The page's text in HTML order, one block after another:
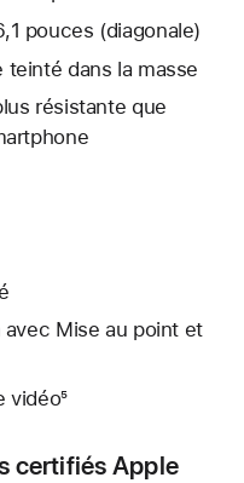
pouces (diagonale)
teinté dans la masse
résistante que
Mise au point et
vidéo⁵
certifiés Apple